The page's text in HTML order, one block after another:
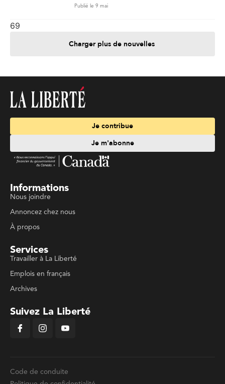
Publié le 9 mai
69
Charger plus de nouvelles
Je contribue
Je m'abonne
Informations
Nous joindre
Annoncez chez nous
À propos
Services
Travailler à La Liberté
Emplois en français
Archives
Suivez La Liberté
Code de conduite